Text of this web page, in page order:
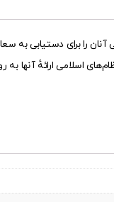
را برای دستیابی
اسلامی ارائهٔ آنها به